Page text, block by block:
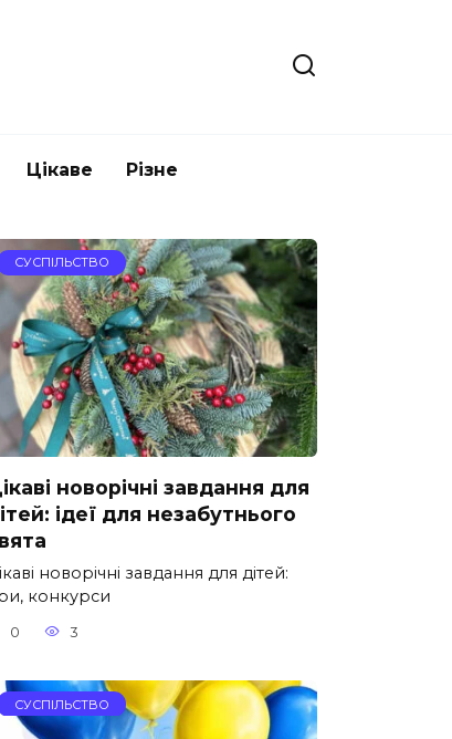
Цікаве Різне
СУСПІЛЬСТВО
новорічні завдання для
ідеї для незабутнього
новорічні завдання для дітей:
конкурси
0 3
СУСПІЛЬСТВО